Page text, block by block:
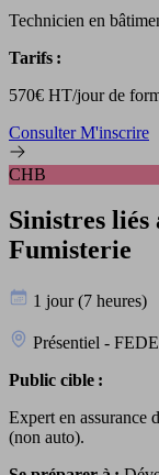
Technicien en
Tarifs :
570€ HT/jour de
ConsulterM'inscrire
CHB
Sinistres liés
Fumisterie
1 jour (7 heures)
Présentiel -
Public cible :
Expert en assurance
(non auto).